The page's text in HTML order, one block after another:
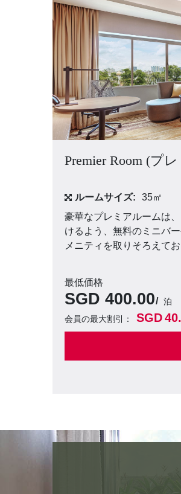
Premier Room (プ
ルームサイズ:
35㎡
豪華なプレミアルームは
けるよう、無料のミニバ
メニティを取りそろえてお
最低価格
SGD 400.00
泊
会員の最大割引：
SGD